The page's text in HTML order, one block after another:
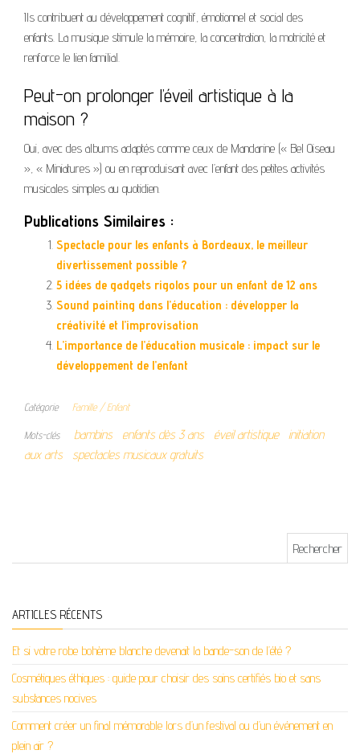
Ils contribuent au développement cognitif, émotionnel et social des
enfants. La musique stimule la mémoire, la concentration, la motricité et
renforce le lien familial.
Peut-on prolonger l’éveil artistique à la
maison ?
Oui, avec des albums adaptés comme ceux de Mandarine (« Bel Oiseau
», « Miniatures ») ou en reproduisant avec l’enfant des petites activités
musicales simples au quotidien.
Publications Similaires :
Spectacle pour les enfants à Bordeaux, le meilleur
divertissement possible ?
5 idées de gadgets rigolos pour un enfant de 12 ans
Sound painting dans l’éducation : développer la
créativité et l’improvisation
L’importance de l’éducation musicale : impact sur le
développement de l’enfant
Catégorie Famille / Enfant
Mots-clés bambins enfants dès 3 ans éveil artistique
initiation
aux arts
spectacles musicaux gratuits
ARTICLES RÉCENTS
Et si votre robe bohème blanche devenait la bande-son de l’été ?
Cosmétiques éthiques : guide pour choisir des soins certifiés bio et sans
substances nocives
Comment créer un final mémorable lors d’un festival ou d’un événement en
plein air ?